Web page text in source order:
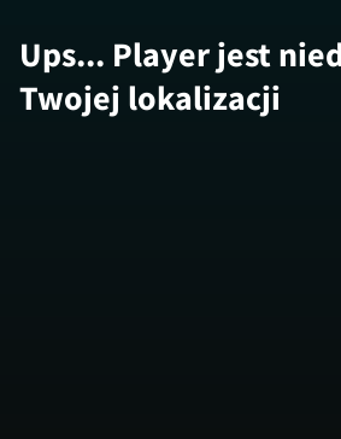
Ups... Player jest
Twojej lokalizacji